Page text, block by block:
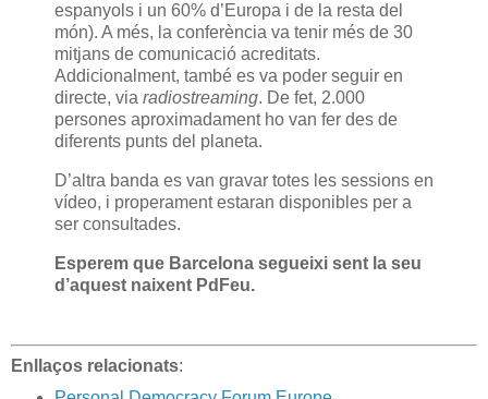
espanyols i un 60% d’Europa i de la resta del
món). A més, la conferència va tenir més de 30
mitjans de comunicació acreditats.
Addicionalment, també es va poder seguir en
directe, via radiostreaming. De fet, 2.000
persones aproximadament ho van fer des de
diferents punts del planeta.
D’altra banda es van gravar totes les sessions en
vídeo, i properament estaran disponibles per a
ser consultades.
Esperem que Barcelona segueixi sent la seu
d’aquest naixent PdFeu.
Enllaços relacionats: